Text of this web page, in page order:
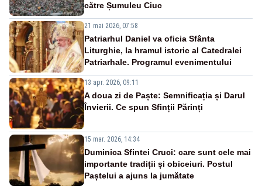
către Șumuleu Ciuc
21 mai 2026, 07:58
Patriarhul Daniel va oficia Sfânta
Liturghie, la hramul istoric al Catedralei
Patriarhale. Programul evenimentului
13 apr. 2026, 09:11
A doua zi de Paște: Semnificația și Darul
Învierii. Ce spun Sfinții Părinți
15 mar. 2026, 14:34
Duminica Sfintei Cruci: care sunt cele mai
importante tradiții și obiceiuri. Postul
Paștelui a ajuns la jumătate